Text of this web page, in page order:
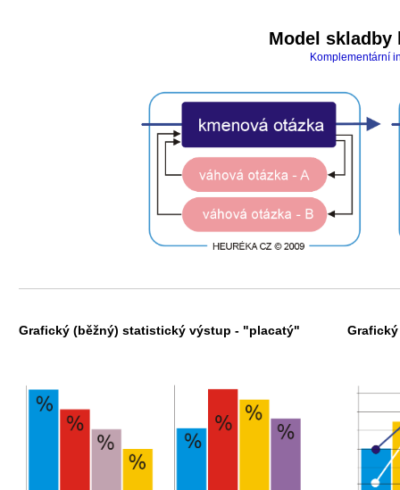
Model
Komplementární
Grafický (běžný) statistický výstup - "placatý"